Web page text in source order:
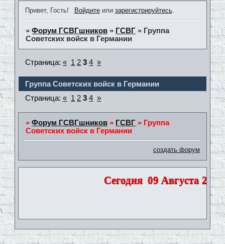
Привет, Гость! Войдитеили зарегистрируйтесь.
»Форум ГСВГшников » ГСВГ » Группа
Советских войск в Германии
Группа Советских войск в Германии
Страница:« 1 2 3 4 »
Страница:« 1 2 3 4 »
»Форум ГСВГшников » ГСВГ » Группа
Советских войск в Германии
создать форум
Сегодня 09 Августа